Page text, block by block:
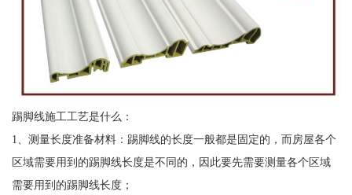
踢脚线施工工艺是什么：
1、测量长度准备材料：踢脚线的长度一般都是固定的，而房屋各个
区域需要用到的踢脚线长度是不同的，因此要先需要测量各个区域
需要用到的踢脚线长度；